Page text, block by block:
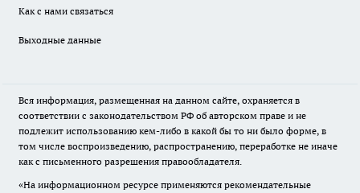
Как с нами связаться
Выходные данные
Вся информация, размещенная на данном сайте, охраняется в
соответствии с законодательством РФ об авторском праве и не
подлежит использованию кем-либо в какой бы то ни было форме, в
том числе воспроизведению, распространению, переработке не иначе
как с письменного разрешения правообладателя.
«На информационном ресурсе применяются рекомендательные